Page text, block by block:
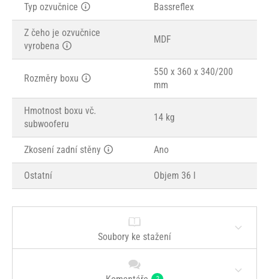
Typ ozvučnice Bassreflex
Z čeho je ozvučnice
vyrobena
MDF
Rozměry boxu
550 x 360 x 340/200
mm
Hmotnost boxu vč.
subwooferu
14 kg
Zkosení zadní stěny Ano
Ostatní Objem 36 l
Soubory ke stažení